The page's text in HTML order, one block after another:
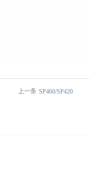
上一条 SP460/SP420